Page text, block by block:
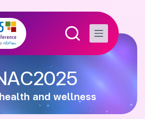
and wellness